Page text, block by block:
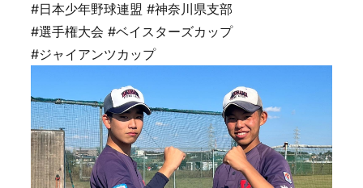
#日本少年野球連盟 #神奈川県支部
#選手権大会 #ベイスターズカップ
#ジャイアンツカップ